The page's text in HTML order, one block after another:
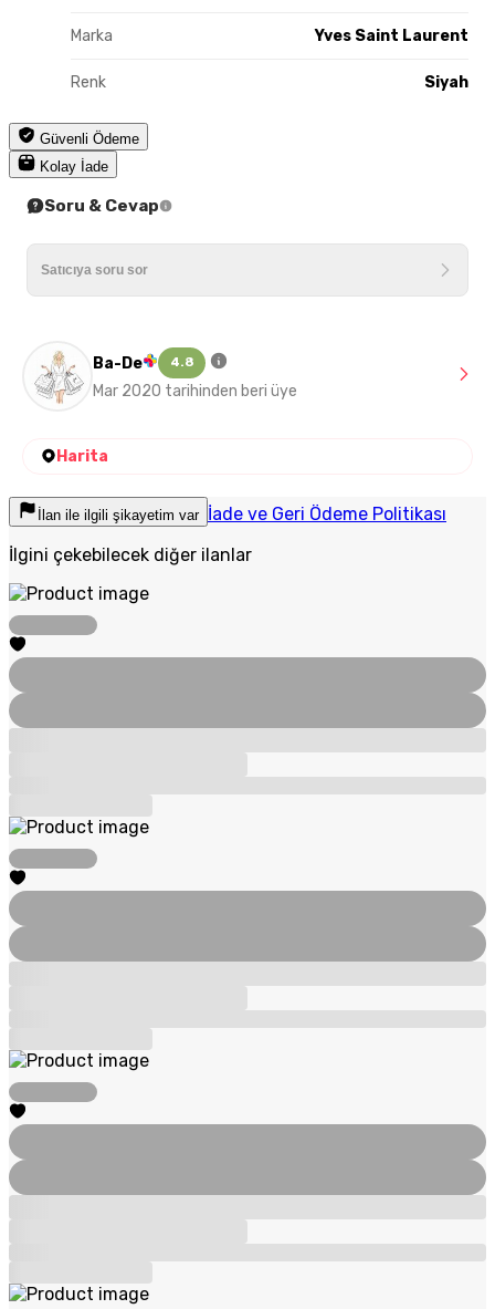
Marka Yves Saint Laurent
Renk Siyah
Güvenli Ödeme
Kolay İade
Soru & Cevap
Ba-De 4.8
Mar 2020 tarihinden beri üye
Harita
İlan ile ilgili şikayetim var İade ve Geri Ödeme Politikası
İlgini çekebilecek diğer ilanlar